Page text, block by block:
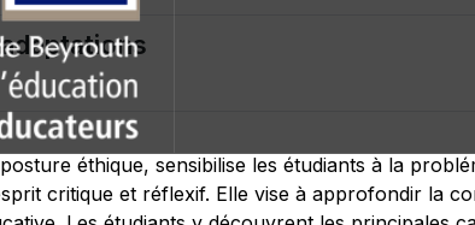
éthique, sensibilise les étudiants à la
critique et réflexif. Elle vise à approfondir la